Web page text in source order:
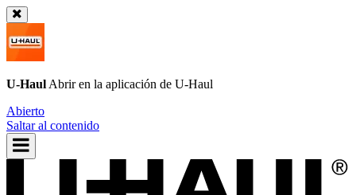
U-Haul Abrir en la aplicación de U-Haul
Abierto
Saltar al contenido